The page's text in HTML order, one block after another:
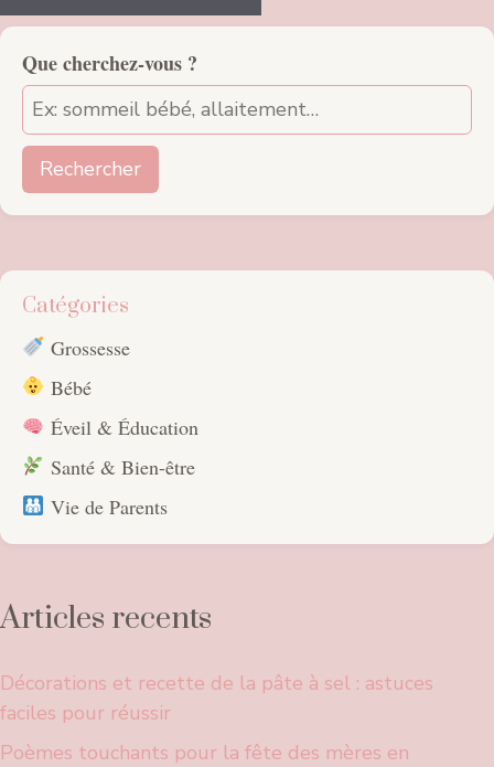
Que cherchez-vous ?
Rechercher
Catégories
Grossesse
Bébé
Éveil & Éducation
Santé & Bien-être
Vie de Parents
Articles recents
Décorations et recette de la pâte à sel : astuces
faciles pour réussir
Poèmes touchants pour la fête des mères en